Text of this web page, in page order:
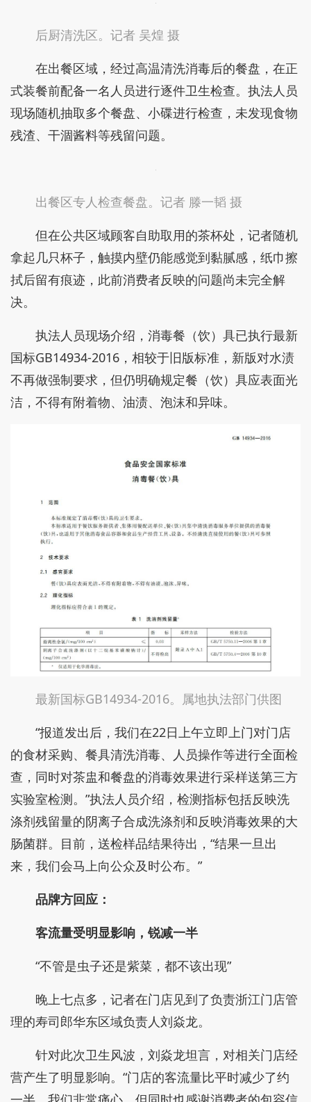
后厨清洗区。记者 吴煌 摄
在出餐区域，经过高温清洗消毒后的餐盘，在正
式装餐前配备一名人员进行逐件卫生检查。执法人员
现场随机抽取多个餐盘、小碟进行检查，未发现食物
残渣、干涸酱料等残留问题。
出餐区专人检查餐盘。记者 滕一韬 摄
但在公共区域顾客自助取用的茶杯处，记者随机
拿起几只杯子，触摸内壁仍能感觉到黏腻感，纸巾擦
执法人员现场介绍，消毒餐（饮）具已执行最新
国标GB14934-2016，相较于旧版标准，新版对水渍
不再做强制要求，但仍明确规定餐（饮）具应表面光
洁，不得有附着物、油渍、泡沫和异味。
最新国标GB14934-2016。属地执法部门供图
“报道发出后，我们在22日上午立即上门对门店
的食材采购、餐具清洗消毒、人员操作等进行全面检
实验室检测。”执法人员介绍，检测指标包括反映洗
涤剂残留量的阴离子合成洗涤剂和反映消毒效果的大
来，我们会马上向公众及时公布。”
客流量受明显影响，锐减一半